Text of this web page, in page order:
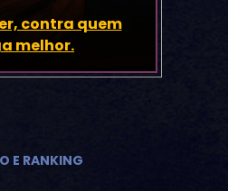
contra quem
melhor.
E RANKING